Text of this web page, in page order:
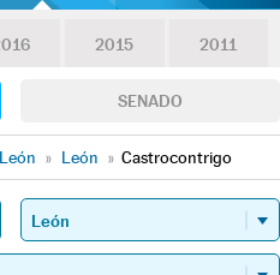
2015 2011
SENADO
» León » Castrocontrigo